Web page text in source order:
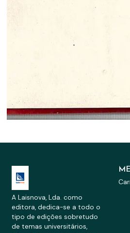
A Laisnova, Lda. como
editora, dedica-se a todo o
tipo de edições sobretudo
de temas universitários,